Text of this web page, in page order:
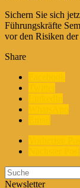
Sichern Sie sich
Führungskräfte
vor den Risiken
Share
Newsletter